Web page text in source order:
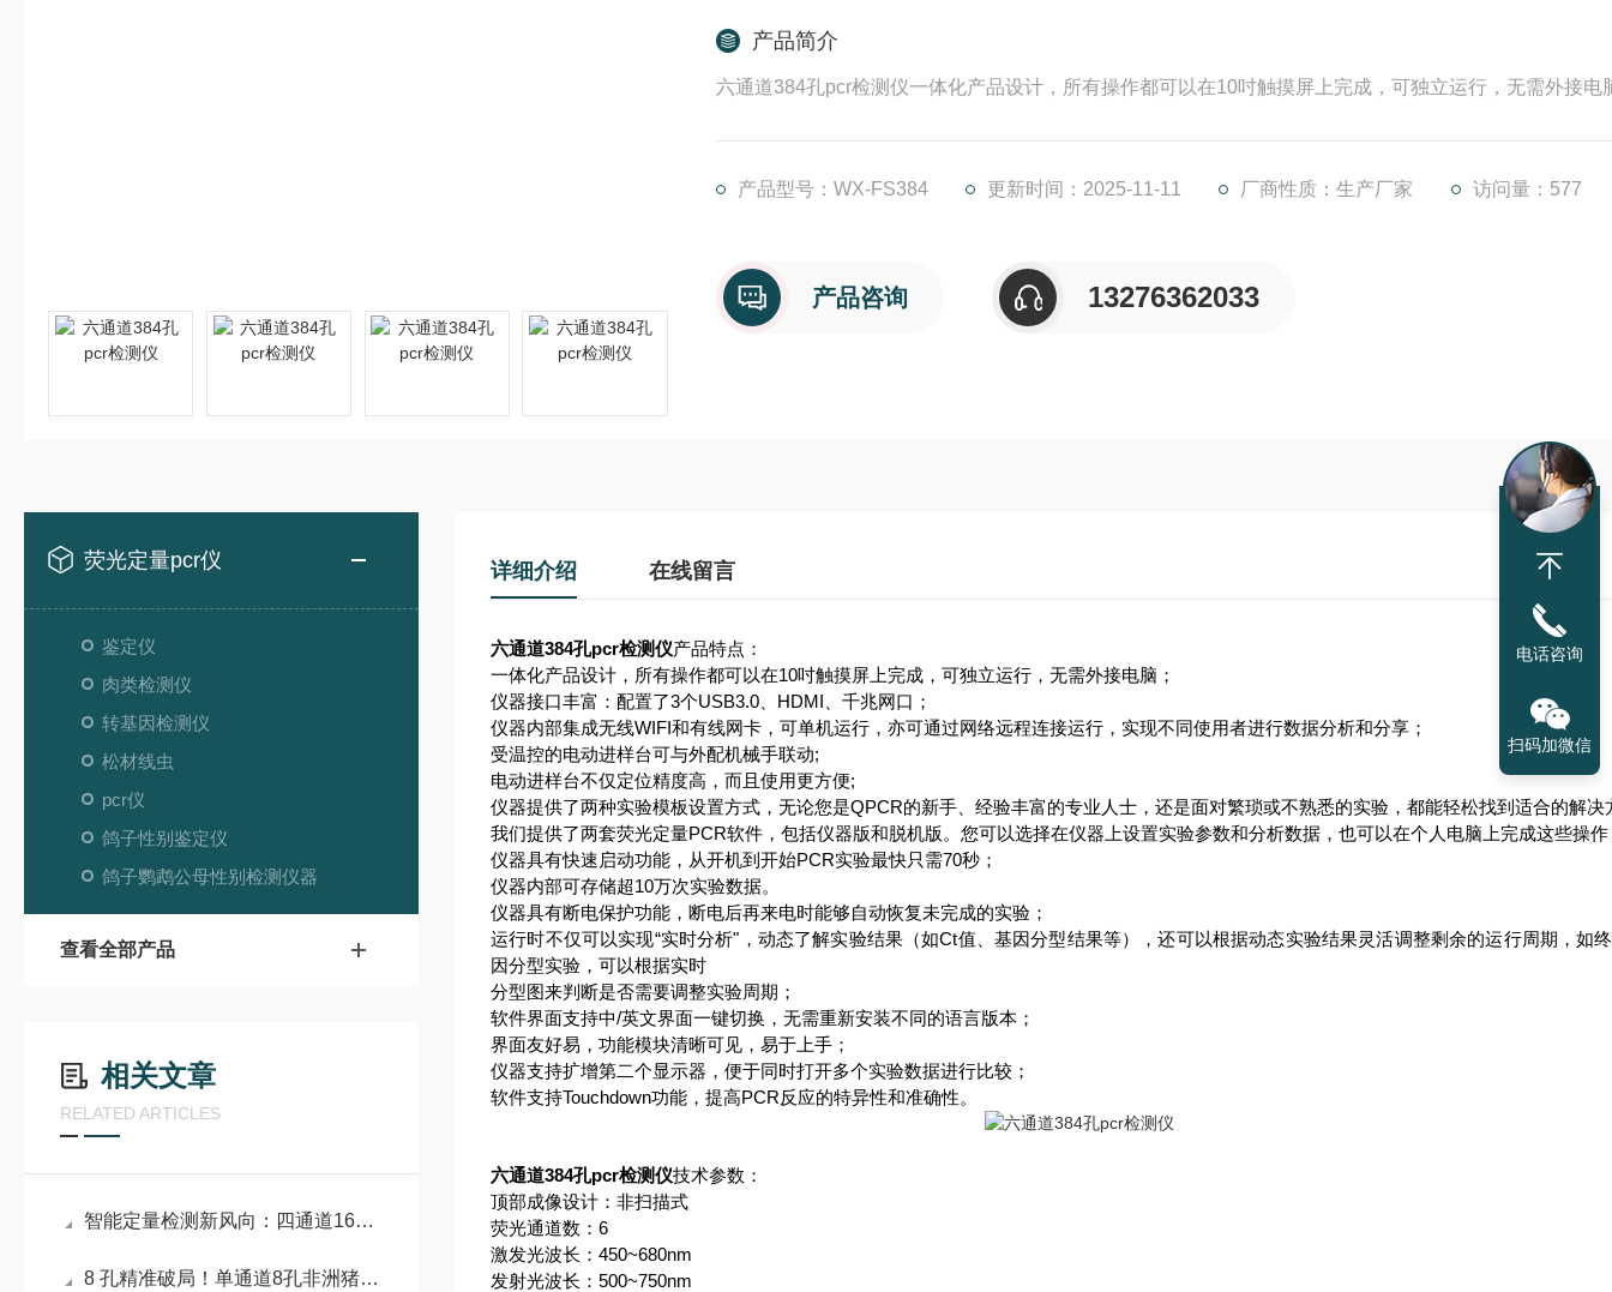
产品简介
六通道384孔pcr检测仪一体化产品设计，所有操作都可以在10吋触摸屏上完成，可独立运行，无需外接电
产品型号：WX-FS384 更新时间：2025-11-11 厂商性质：生产厂家 访问量：577
产品咨询 13276362033
荧光定量pcr仪
鉴定仪
肉类检测仪
转基因检测仪
松材线虫
pcr仪
鸽子性别鉴定仪
鸽子鹦鹉公母性别检测仪器
查看全部产品
相关文章
RELATED ARTICLES
智能定量检测新风向：四通道16孔实时荧光定量PCR仪应用赋能#2026已更新
8 孔精准破局！单通道8孔非洲猪瘟检测仪筑牢养殖安全线
详细介绍 在线留言
六通道384孔pcr检测仪产品特点：
一体化产品设计，所有操作都可以在10吋触摸屏上完成，可独立运行，无需外接电脑；
仪器接口丰富：配置了3个USB3.0、HDMI、千兆网口；
仪器内部集成无线WIFI和有线网卡，可单机运行，亦可通过网络远程连接运行，实现不同使用者进行数据分析和分享；
受温控的电动进样台可与外配机械手联动;
电动进样台不仅定位精度高，而且使用更方便;
仪器提供了两种实验模板设置方式，无论您是QPCR的新手、经验丰富的专业人士，还是面对繁琐或不熟悉的实验，都能轻松找到适合的解决
我们提供了两套荧光定量PCR软件，包括仪器版和脱机版。您可以选择在仪器上设置实验参数和分析数据，也可以在个人电脑上完成这些操作
仪器具有快速启动功能，从开机到开始PCR实验最快只需70秒；
仪器内部可存储超10万次实验数据。
仪器具有断电保护功能，断电后再来电时能够自动恢复未完成的实验；
运行时不仅可以实现“实时分析"，动态了解实验结果（如Ct值、基因分型结果等），还可以根据动态实验结果灵活调整剩余的运行周期，如
因分型实验，可以根据实时
分型图来判断是否需要调整实验周期；
软件界面支持中/英文界面一键切换，无需重新安装不同的语言版本；
界面友好易，功能模块清晰可见，易于上手；
仪器支持扩增第二个显示器，便于同时打开多个实验数据进行比较；
软件支持Touchdown功能，提高PCR反应的特异性和准确性。
六通道384孔pcr检测仪技术参数：
顶部成像设计：非扫描式
荧光通道数：6
激发光波长：450~680nm
发射光波长：500~750nm
电话咨询
扫码加微信